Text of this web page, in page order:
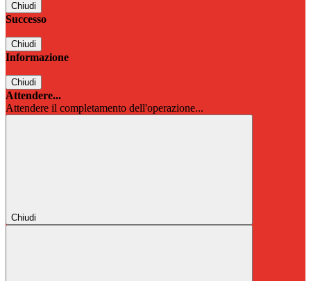
Chiudi
Successo
Chiudi
Informazione
Chiudi
Attendere...
Attendere il completamento dell'operazione...
Chiudi